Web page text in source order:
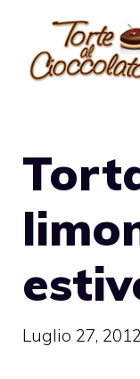
contenuto
Luglio 27, 2012